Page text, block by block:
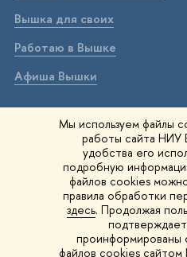
Мы используем файлы
работы сайта
удобства его
подробную
файлов cookies
правила обработки
здесь. Продолжая
проинформированы
файлов cookies
Вышка для своих
Работаю в Вышке
Афиша Вышки
ВЫШКА В МАХ
Высшая школа экономики
Вышка для своих
Работаю в Вышке
Афиша Вышки